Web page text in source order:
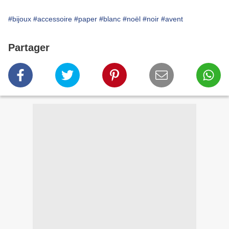
#bijoux #accessoire #paper #blanc #noël #noir #avent
Partager